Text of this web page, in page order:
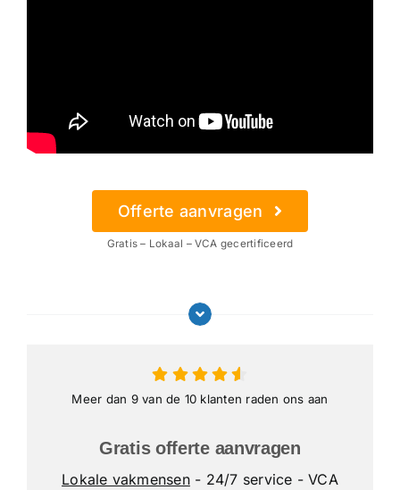
Offerte aanvragen
Gratis – Lokaal – VCA gecertificeerd
Meer dan 9 van de 10 klanten raden ons aan
Gratis offerte aanvragen
Lokale vakmensen- 24/7 service - VCA